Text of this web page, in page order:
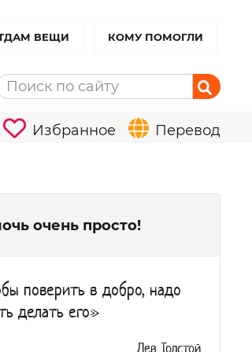
ВЕЩИ КОМУ ПОМОГЛИ
Избранное Перевод
очень просто!
поверить в добро, надо
делать его»